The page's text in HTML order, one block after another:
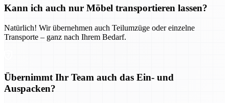
Kann ich auch nur Möbel transportieren lassen?
Natürlich! Wir übernehmen auch Teilumzüge oder einzelne
Transporte – ganz nach Ihrem Bedarf.
Übernimmt Ihr Team auch das Ein- und
Auspacken?